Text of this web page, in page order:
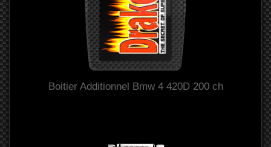
Boitier Additionnel Bmw 4 420D 200 ch